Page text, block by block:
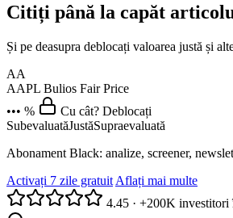
Citiți până la capăt
Și pe deasupra deblocați valoarea justă și
AA
AAPL Bulios Fair Price
••• %
Cu cât? Deblocați
SubevaluatăJustăSupraevaluată
Abonament Black: analize, screener,
Activați 7 zile gratuit Aflați mai multe
4.45 · +200K investitori